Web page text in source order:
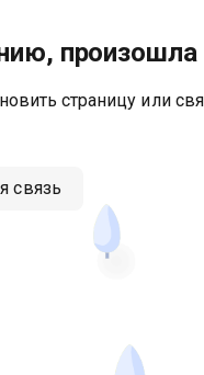
произошла
страницу или
связь